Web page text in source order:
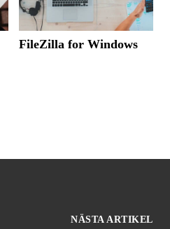
FileZilla for Windows
NÄSTA ARTIKEL